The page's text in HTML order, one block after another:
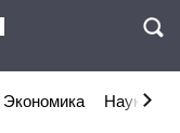
Экономика Наука и IT